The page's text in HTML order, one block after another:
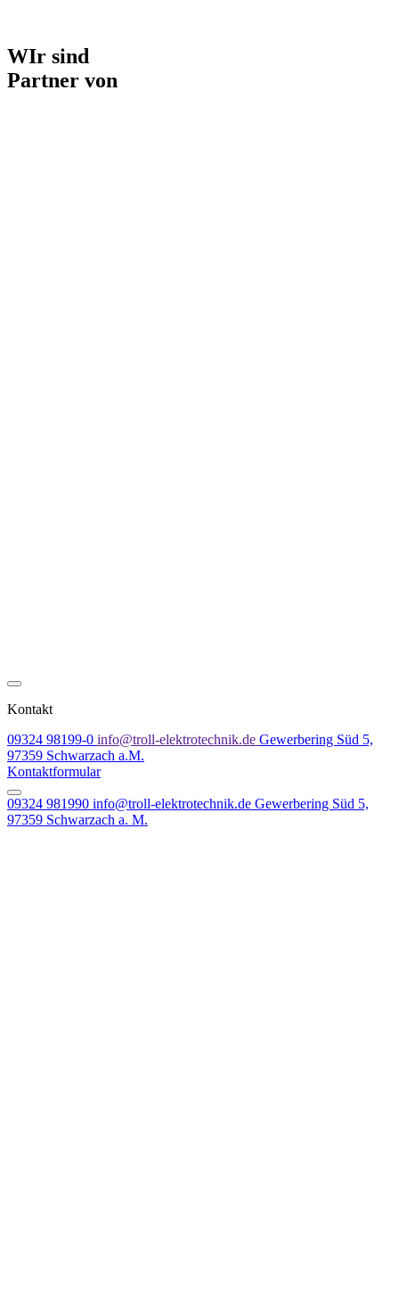
WIr sind
Partner von
Kontakt
09324 98199-0 info@troll-elektrotechnik.de Gewerbering Süd 5,
97359 Schwarzach a.M.
Kontaktformular
09324 981990 info@troll-elektrotechnik.de Gewerbering Süd 5,
97359 Schwarzach a. M.